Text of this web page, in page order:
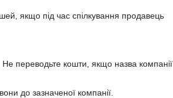
якщо під час спілкування продавець
Не переводьте кошти, якщо назва компанії
до зазначеної компанії.